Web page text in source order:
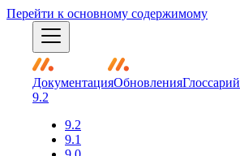
Перейти к основному содержимому
ДокументацияОбновленияГлоссарий
9.2
9.2
9.1